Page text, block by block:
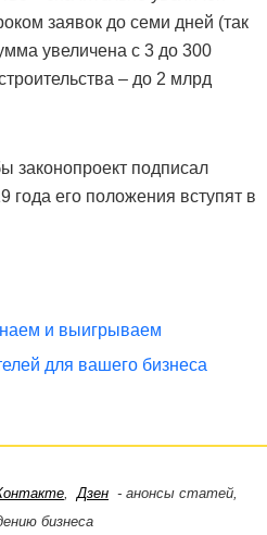
заявок до семи дней (так
увеличена с 3 до 300
– до 2 млрд
законопроект подписал
года его положения вступят в
и выигрываем
для вашего бизнеса
,Дзен- анонсы статей,
бизнеса